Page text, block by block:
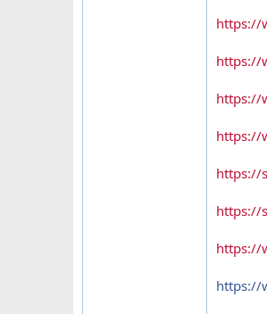
https://
https://
https://
https://
https://
https://
https://
https://